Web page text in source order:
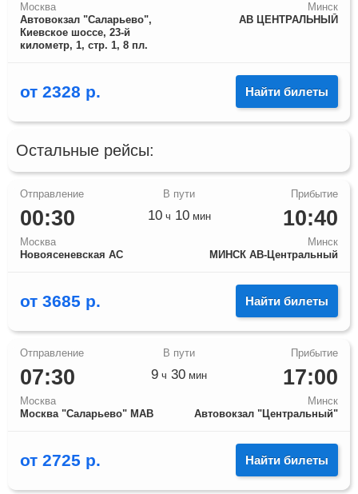
Москва
Автовокзал "Саларьево",
Киевское шоссе, 23-й
километр, 1, стр. 1, 8 пл.
Минск
АВ ЦЕНТРАЛЬНЫЙ
от 2328 р. Найти билеты
Остальные рейсы:
00:30
Москва
Новоясеневская АС
10:40
Минск
МИНСК АВ-Центральный
10ч 10мин
от 3685 р. Найти билеты
07:30
Москва
Москва "Саларьево" МАВ
17:00
Минск
Автовокзал "Центральный"
9 ч 30 мин
от 2725 р. Найти билеты